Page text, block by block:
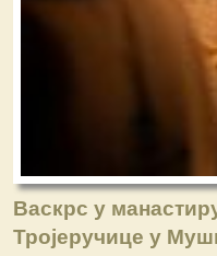
Васкрс у
Тројеручице у